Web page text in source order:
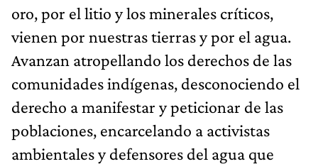
oro, por el litio y los minerales críticos,
vienen por nuestras tierras y por el agua.
Avanzan atropellando los derechos de las
comunidades indígenas, desconociendo el
derecho a manifestar y peticionar de las
poblaciones, encarcelando a activistas
ambientales y defensores del agua que